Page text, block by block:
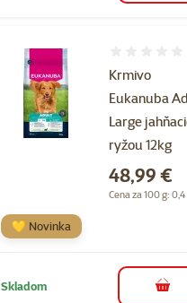
Krmivo
Eukanuba
Large
ryžou 12kg
Cena
48,99 €
Cena za 100 g:
💛 Novinka
Skladom do